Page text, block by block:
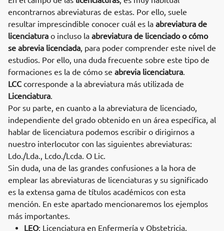
encontrarnos abreviaturas de estas. Por ello, suele
resultar imprescindible conocer cuál es la abreviatura de
licenciatura o incluso la abreviatura de licenciado o cómo
se abrevia licenciada, para poder comprender este nivel de
estudios. Por ello, una duda frecuente sobre este tipo de
formaciones es la de cómo se abrevia licenciatura.
LCC corresponde a la abreviatura más utilizada de
Licenciatura.
Por su parte, en cuanto a la abreviatura de licenciado,
independiente del grado obtenido en un área específica, al
hablar de licenciatura podemos escribir o dirigirnos a
nuestro interlocutor con las siguientes abreviaturas:
Ldo./Lda., Lcdo./Lcda. O Lic.
Sin duda, una de las grandes confusiones a la hora de
emplear las abreviaturas de licenciaturas y su significado
es la extensa gama de títulos académicos con esta
mención. En este apartado mencionaremos los ejemplos
más importantes.
LEO: Licenciatura en Enfermería y Obstetricia.